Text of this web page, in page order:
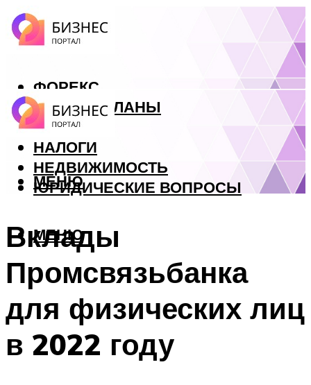
ФОРЕКС
БИЗНЕС ПЛАНЫ
КРЕДИТЫ
НАЛОГИ
НЕДВИЖИМОСТЬ
ЮРИДИЧЕСКИЕ ВОПРОСЫ
МЕНЮ
МЕНЮ
Вклады
Промсвязьбанка
для физических лиц
в 2022 году